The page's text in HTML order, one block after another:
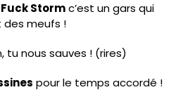
Stormc’est un gars qui
des meufs !
tu nous sauves ! (rires)
pour le temps accordé !